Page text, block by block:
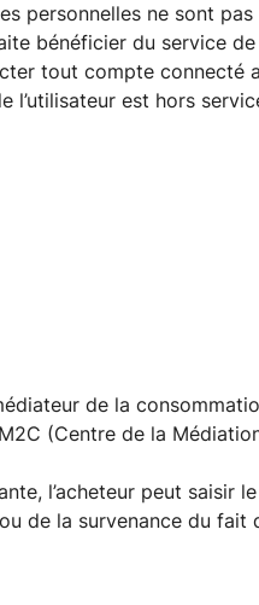
personnelles ne sont
bénéficier du service
tout compte connecté
l’utilisateur est hors
de la
(Centre de la
l’acheteur peut saisir
de la survenance du fait